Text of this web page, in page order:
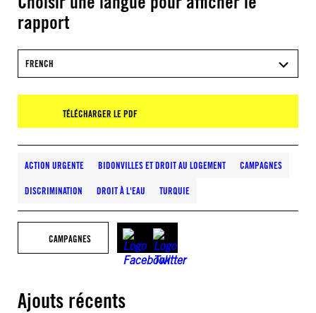
rapport
FRENCH
TÉLÉCHARGER LE PDF
ACTION URGENTE BIDONVILLES ET DROIT AU LOGEMENT CAMPAGNES
DISCRIMINATION DROIT À L'EAU TURQUIE
CAMPAGNES
Ajouts récents